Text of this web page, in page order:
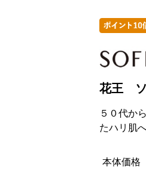
花王 ソ
５０代か
たハリ肌
本体価格